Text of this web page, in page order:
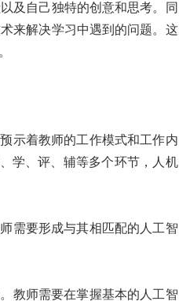
及自己独特的创意和思考。同
来解决学习中遇到的问题。这
示着教师的工作模式和工作内
学、评、辅等多个环节，人机
需要形成与其相匹配的人工智
教师需要在掌握基本的人工智